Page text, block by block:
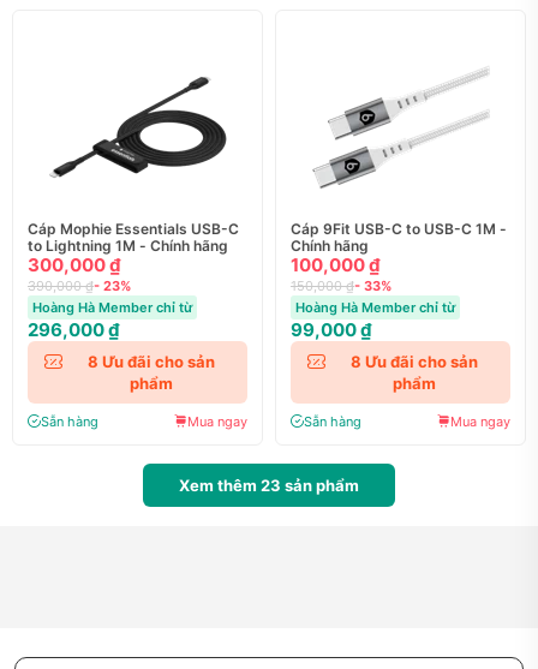
Cáp Mophie Essentials USB-C
to Lightning 1M - Chính hãng
300,000 ₫
390,000 ₫- 23%
Hoàng Hà Member chỉ từ
296,000 ₫
8 Ưu đãi cho sản
phẩm
Sẵn hàng Mua ngay
Cáp 9Fit USB-C to USB-C 1M -
Chính hãng
100,000 ₫
150,000 ₫- 33%
Hoàng Hà Member chỉ từ
99,000 ₫
8 Ưu đãi cho sản
phẩm
Sẵn hàng Mua ngay
Xem thêm 23 sản phẩm